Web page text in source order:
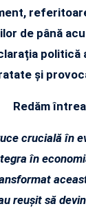
de până
politică
și
Redăm
crucială în
în
reușit să